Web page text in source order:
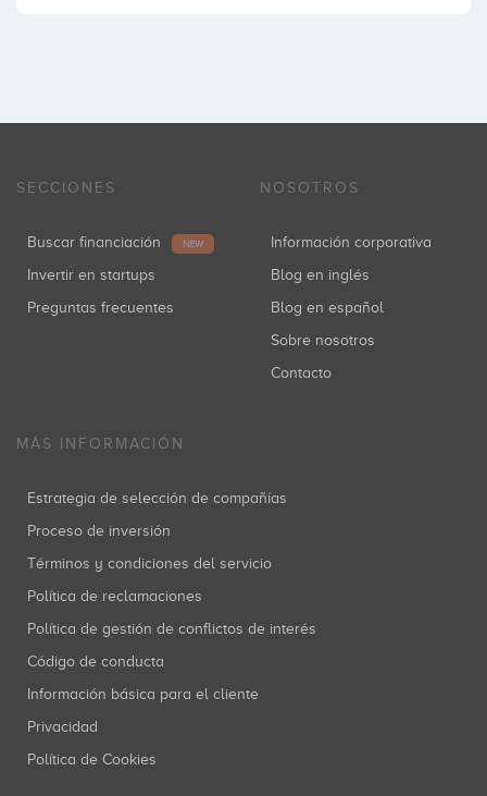
SECCIONES
Buscar financiación NEW
Invertir en startups
Preguntas frecuentes
NOSOTROS
Información corporativa
Blog en inglés
Blog en español
Sobre nosotros
Contacto
MÁS INFORMACIÓN
Estrategia de selección de compañías
Proceso de inversión
Términos y condiciones del servicio
Política de reclamaciones
Política de gestión de conflictos de interés
Código de conducta
Información básica para el cliente
Privacidad
Política de Cookies